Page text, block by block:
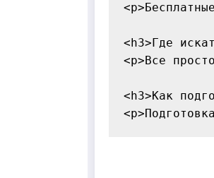
<h3>Где
<p>Все
<h3>Как